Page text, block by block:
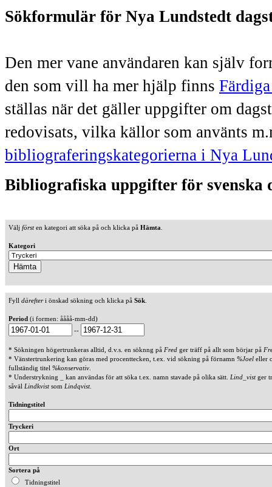
Sökformulär för Nya Lundstedt
Den mer vane användaren kan själv
den som vill ha mer hjälp finns
ställas när det gäller uppgifter om
redovisats, vilka källor som använts
bibliograferingskategorierna i Nya
Bibliografiska uppgifter för svenska
Välj försten kategori att söka på och klicka på Hämta
Kategori
Fyll därefteri önskad sökning och klicka på Sök
Period (i formen: åååå-mm-dd)
--
* Sökningen högertrunkeras alltid, d.v.s. en söknng på Fred ger träff på allt som börjar på
* Vänstertrunkering kan göras med procenttecken, t.ex. vid sökning på förnamn %Joel eller
fullständig titel %konservativ
* Understrykning _ kan användas för att söka t.ex. namn stavade på olika sätt. Lind_vistger
såväl Lindkvistsom Lindqvist.
Tidningstitel
Tryckeri
Ort
Sortera på
Tidningstitel